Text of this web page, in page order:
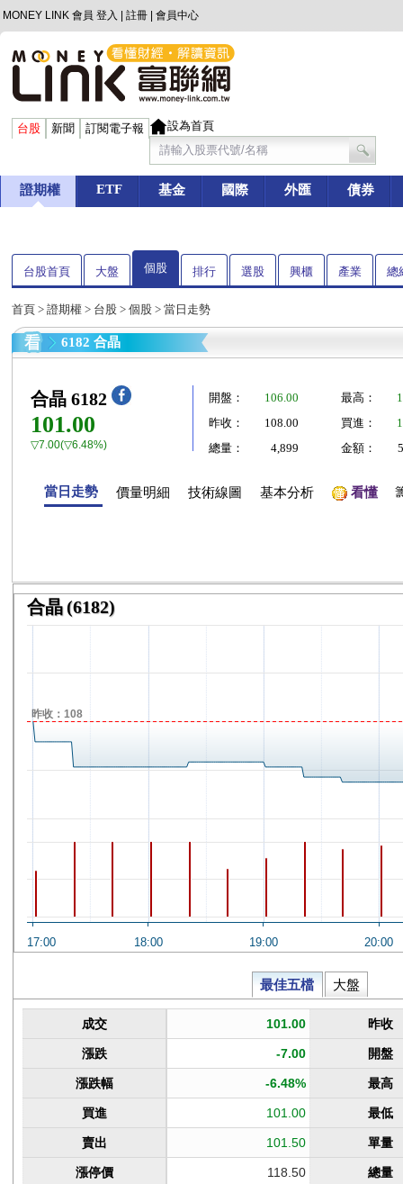
MONEY LINK 會員 登入 註冊 會員中心
台股 新聞 訂閱電子報 設為首頁
證期權 ETF 基金 國際 外匯 債券
台股首頁 大盤 個股 排行 選股 興櫃 產業 總
首頁 > 證期權 > 台股 > 個股 > 當日走勢
6182 合晶
合晶 6182
101.00
▽7.00(▽6.48%)
開盤： 106.00 最高：
昨收：
108.00 買進：
總量：
4,899 金額：
當日走勢 價量明細 技術線圖 基本分析 看懂